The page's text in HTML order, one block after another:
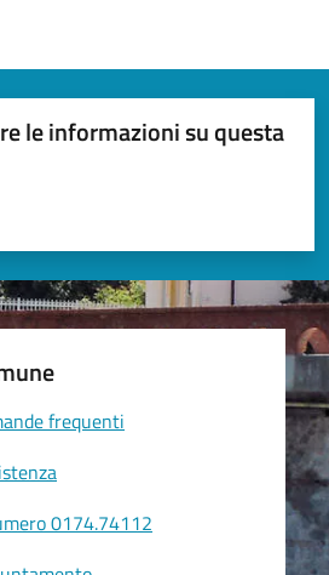
le informazioni su questa
stelle su 5
su 5
5
frequenti
0174.74112